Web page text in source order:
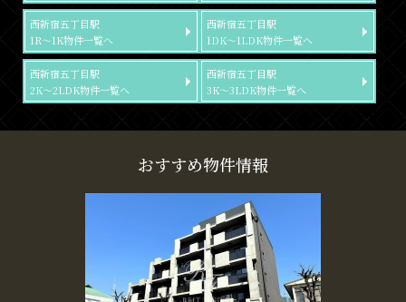
西新宿五丁目駅
1R～1K物件一覧へ
西新宿五丁目駅
1DK～1LDK物件一覧へ
西新宿五丁目駅
2K～2LDK物件一覧へ
西新宿五丁目駅
3K～3LDK物件一覧へ
おすすめ物件情報